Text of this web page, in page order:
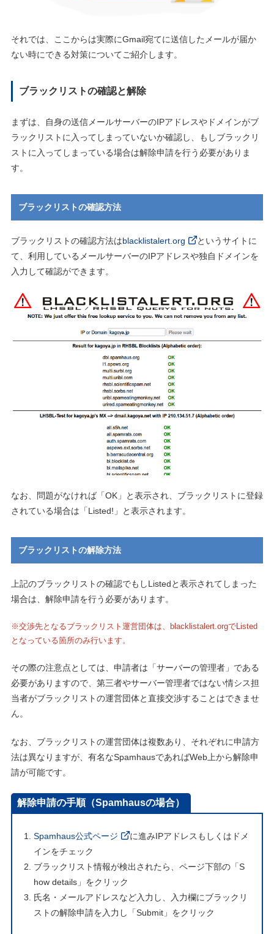
それでは、ここからは実際にGmail宛てに送信したメールが届か
ない時にできる対策についてご紹介します。
ブラックリストの確認と解除
まずは、自身の送信メールサーバーのIPアドレスやドメインがブ
ラックリストに入ってしまっていないか確認し、もしブラックリ
ストに入ってしまっている場合は解除申請を行う必要がありま
す。
ブラックリストの確認方法
ブラックリストの確認方法はblacklistalert.org
というサイトに
て、利用しているメールサーバーのIPアドレスや独自ドメインを
入力して確認ができます。
なお、問題がなければ「OK」と表示され、ブラックリストに登録
されている場合は「Listed!」と表示されます。
ブラックリストの解除方法
上記のブラックリストの確認でもしListedと表示されてしまった
場合は、解除申請を行う必要があります。
※交渉先となるブラックリスト運営団体は、blacklistalert.orgでListed
となっている箇所のみ行います。
その際の注意点としては、申請者は「サーバーの管理者」である
必要がありますので、第三者やサーバー管理者ではない情シス担
当者がブラックリストの運営団体と直接交渉することはできませ
ん。
なお、ブラックリストの運営団体は複数あり、それぞれに申請方
法は異なりますが、有名なSpamhausであればWeb上から解除申
請が可能です。
解除申請の手順（Spamhausの場合）
Spamhaus公式ページ
に進みIPアドレスもしくはドメ
インをチェック
ブラックリスト情報が検出されたら、ページ下部の「S
how details」をクリック
氏名・メールアドレスなど入力し、入力欄にブラックリ
ストの解除申請を入力し「Submit」をクリック